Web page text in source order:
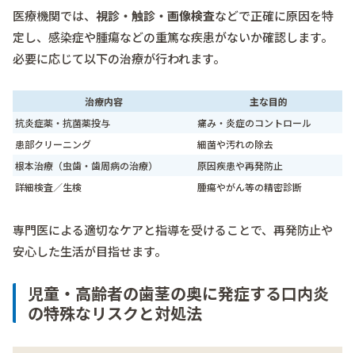
医療機関では、 視診・触診・画像検査などで正確に原因を特
定し、感染症や腫瘍などの重篤な疾患がないか確認します。
必要に応じて以下の治療が行われます。
治療内容
主な目的
抗炎症薬・抗菌薬投与
痛み・炎症のコントロール
患部クリーニング
細菌や汚れの除去
根本治療（虫歯・歯周病の治療）
原因疾患や再発防止
詳細検査／生検
腫瘍やがん等の精密診断
専門医による適切なケアと指導を受けることで、再発防止や
安心した生活が目指せます。
児童・高齢者の歯茎の奥に発症する口内炎
の特殊なリスクと対処法